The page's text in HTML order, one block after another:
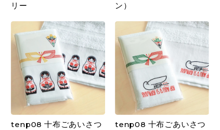
リー
ン）
tenp08 十布ごあいさつ
tenp08 十布ごあいさつ